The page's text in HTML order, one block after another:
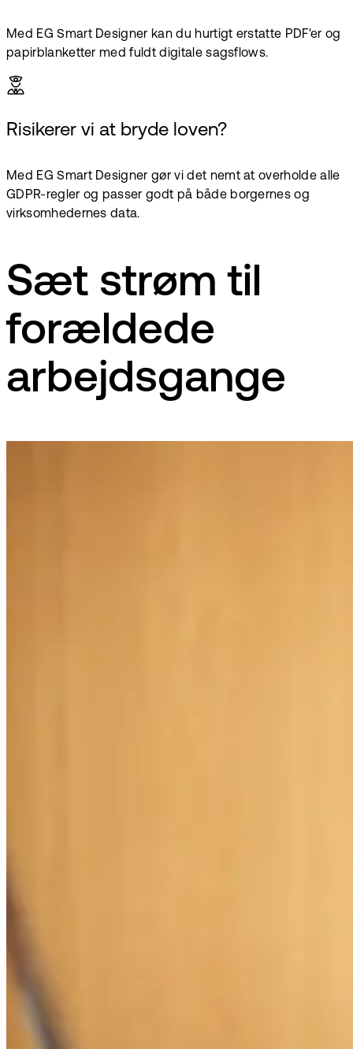
Med EG Smart Designer kan du hurtigt erstatte PDF'er og
papirblanketter med fuldt digitale sagsflows.
Risikerer vi at bryde loven?
Med EG Smart Designer gør vi det nemt at overholde alle
GDPR-regler og passer godt på både borgernes og
virksomhedernes data.
Sæt strøm til
forældede
arbejdsgange